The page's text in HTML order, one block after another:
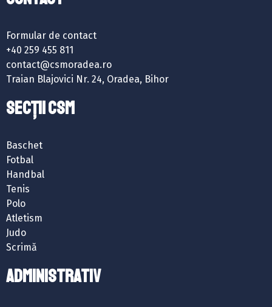
Formular de contact
+40 259 455 811
contact@csmoradea.ro
Traian Blajovici Nr. 24, Oradea, Bihor
SECȚII CSM
Baschet
Fotbal
Handbal
Tenis
Polo
Atletism
Judo
Scrimă
ADMINISTRATIV